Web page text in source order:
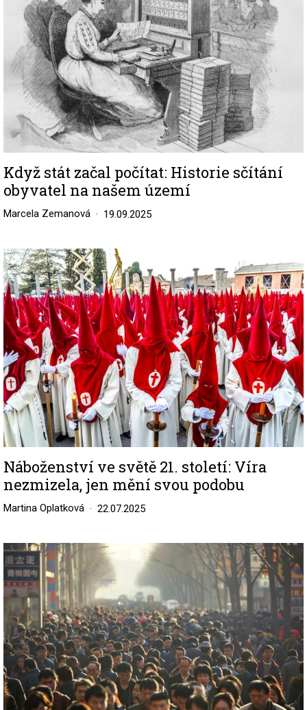
Když stát začal počítat: Historie sčítání
obyvatel na našem území
Marcela Zemanová 19.09.2025
Image
Náboženství ve světě 21. století: Víra
nezmizela, jen mění svou podobu
Martina Oplatková 22.07.2025
Image